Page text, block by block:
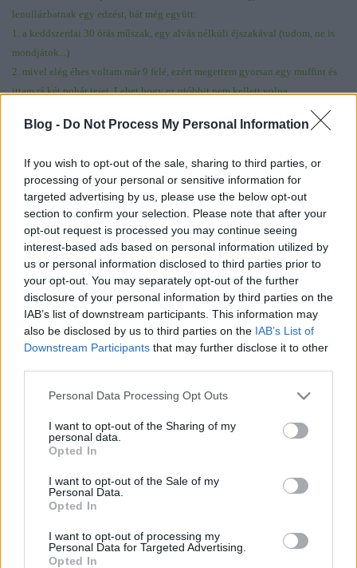
Blog - Do Not Process My Personal Information
If you wish to opt-out of the sale, sharing to third parties, or
processing of your personal or sensitive information for
targeted advertising by us, please use the below opt-out
section to confirm your selection. Please note that after your
opt-out request is processed you may continue seeing
interest-based ads based on personal information utilized by
us or personal information disclosed to third parties prior to
your opt-out. You may separately opt-out of the further
disclosure of your personal information by third parties on the
IAB’s list of downstream participants. This information may
also be disclosed by us to third parties on the IAB’s List of
Downstream Participants that may further disclose it to other
Please note that this website/app uses one or more Google
not limited to your visit or usage behaviour. You may click to
grant or deny consent to Google and its third-party tags to
use your data for below specified purposes in below Google
consent section.
Personal Data Processing Opt Outs
I want to opt-out of the Sharing of my
personal data.
Opted In
I want to opt-out of the Sale of my
Personal Data.
Opted In
I want to opt-out of processing my
Personal Data for Targeted Advertising.
Opted In
lenullázhatnak egy edzést, hát még együtt:
1. a keddszerdai 30 órás műszak, egy alvás nélküli éjszakával (tudom, ne is
mondjátok...)
2. mivel elég éhes voltam már 9 felé, ezért megettem gyorsan egy muffint és
ittam rá két pohár tejet. Lehet hogy ez utóbbit nem kellett volna.
3. elfelejtettem bevizezni a fejemet/fölsőmet, és frissítőt se vittem – erre a fél
órára minek? – gondoltam...
gyors szakaszon jól gyomorszájba vágtak volna, a harmadik miatt pedig a
hőguta minden tünete. Koló esete járt a fejemben (Maja jól beparáztatott a
múltkor), azt hittem mindjárt lerobban a fejem, így nem erőltettem a
gyorsakat, csak addig nyomtam, ameddig nem érzem úgy, hogy mindjárt
elájulok. A levezetés is siralmas volt, 10 perc kellett, hogy végre másra is
tudjak gondolni a „mindjárt elájulok-lerobban a fejem-fáj a gyomrom-
mindjárt hányok” gondolatkörön túl, ekkor már legalább 6:30-as ezrekkel
hasítottam az óbudai éjszakát...Még hogy jól megy a váltogatás, röhögnöm
kell.
Előre parázok a ma esti résztávozástól..........
Címkék:beszámoló meleg
Ajánlott bejegyzések: